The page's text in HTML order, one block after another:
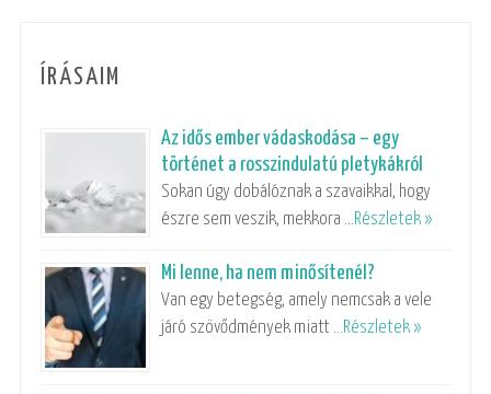
ÍRÁSAIM
Az idős ember vádaskodása – egy
történet a rosszindulatú pletykákról
Sokan úgy dobálóznak a szavaikkal, hogy
észre sem veszik, mekkora …Részletek »
Mi lenne, ha nem minősítenél?
Van egy betegség, amely nemcsak a vele
járó szövődmények miatt …Részletek »